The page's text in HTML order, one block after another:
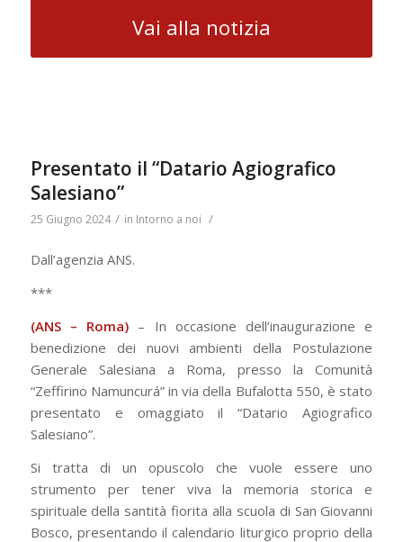
Vai alla notizia
Presentato il “Datario Agiografico
Salesiano”
25 Giugno 2024 / in Intorno a noi /
Dall’agenzia ANS.
***
(ANS – Roma) – In occasione dell’inaugurazione e
benedizione dei nuovi ambienti della Postulazione
Generale Salesiana a Roma, presso la Comunità
“Zeffirino Namuncurá” in via della Bufalotta 550, è stato
presentato e omaggiato il “Datario Agiografico
Salesiano”.
Si tratta di un opuscolo che vuole essere uno
strumento per tener viva la memoria storica e
spirituale della santità fiorita alla scuola di San Giovanni
Bosco, presentando il calendario liturgico proprio della